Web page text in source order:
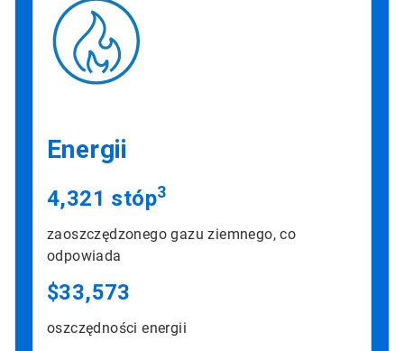
Energii
4,321 stóp3
zaoszczędzonego gazu ziemnego, co
odpowiada
$33,573
oszczędności energii